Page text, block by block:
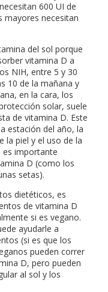
600 UI de
mayores necesitan
del sol porque
vitamina D a
NIH, entre 5 y 30
10 de la mañana y
en la cara, los
solar, suele
de vitamina D. Este
estación del año, la
la piel y el uso de la
es importante
D (como los
setas).
dietéticos, es
de vitamina D
si es vegano.
ayudarle a
(si es que los
pueden correr
D, pero pueden
al sol y los